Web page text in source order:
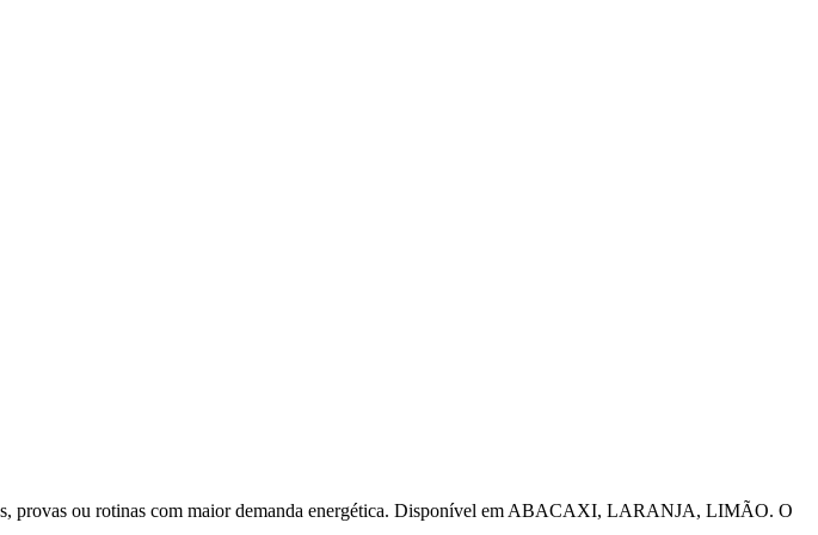
ou rotinas com maior demanda energética. Disponível em ABACAXI, LARANJA, LIMÃO. O